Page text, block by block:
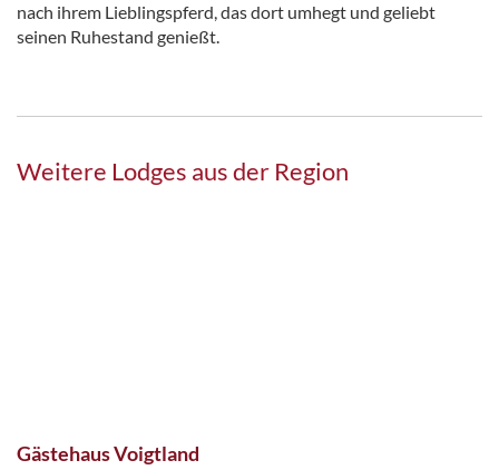
nach ihrem Lieblingspferd, das dort umhegt und geliebt
seinen Ruhestand genießt.
Weitere Lodges aus der Region
Gästehaus Voigtland